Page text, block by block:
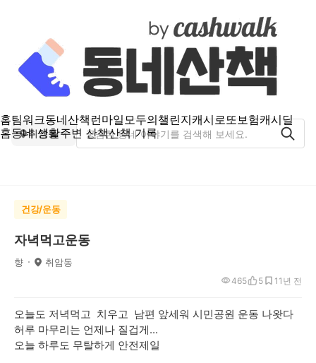
홈팀워크동네산책런마일모두의챌린지캐시로또보험캐시딜
홈동네 생활주변 산책산책 기록
취암동
건강/운동
자녁먹고운동
향 취암동
1년 전
465 5 1
오늘도 저녁먹고 치우고 남편 앞세워 시민공원 운동 나왓다
허루 마무리는 언제나 질겁게...
오늘 하루도 무탈하게 안전제일